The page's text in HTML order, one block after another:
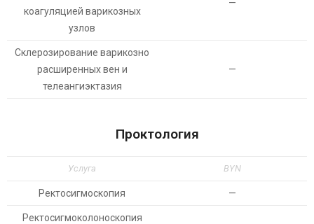
коагуляцией варикозных
узлов
—
Склерозирование варикозно
расширенных вен и
телеангиэктазия
—
Проктология
Услуга BYN
Ректосигмоскопия —
Ректосигмоколоноскопия